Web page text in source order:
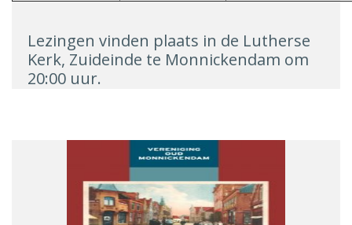
Lezingen vinden plaats in de Lutherse
Kerk, Zuideinde te Monnickendam om
20:00 uur.